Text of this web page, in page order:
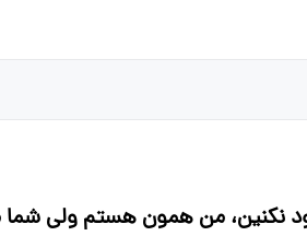
نکنین، من همون هستم ولی شما